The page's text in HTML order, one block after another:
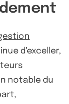
d'exceller,
notable du